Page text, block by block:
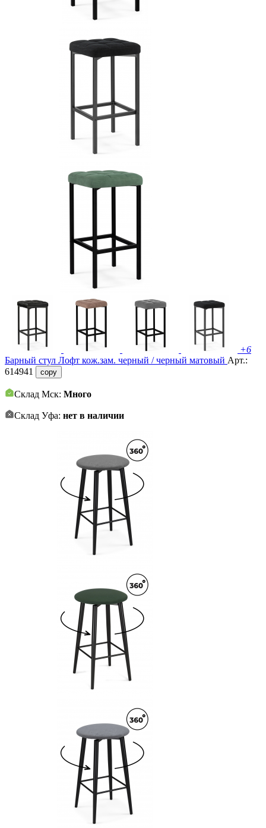
+6
Барный стул Лофт кож.зам. черный / черный матовый Арт.:
614941
copy
Склад Мск: Много
Склад Уфа: нет в наличии